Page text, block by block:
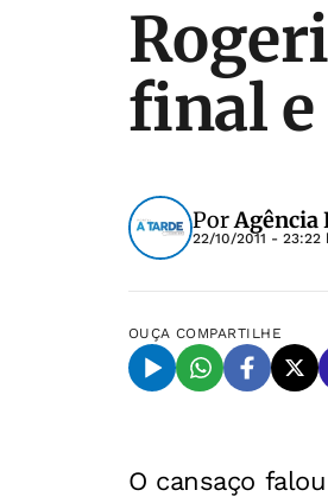
final e
PorAgência
22/10/2011 - 23:22
OUÇA COMPARTILHE
O cansaço